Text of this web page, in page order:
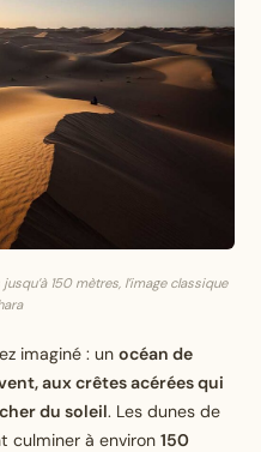
150 mètres, l’image classique
imaginé : unocéan de
aux crêtes acérées qui
du soleil. Les dunes de
culminer à environ150